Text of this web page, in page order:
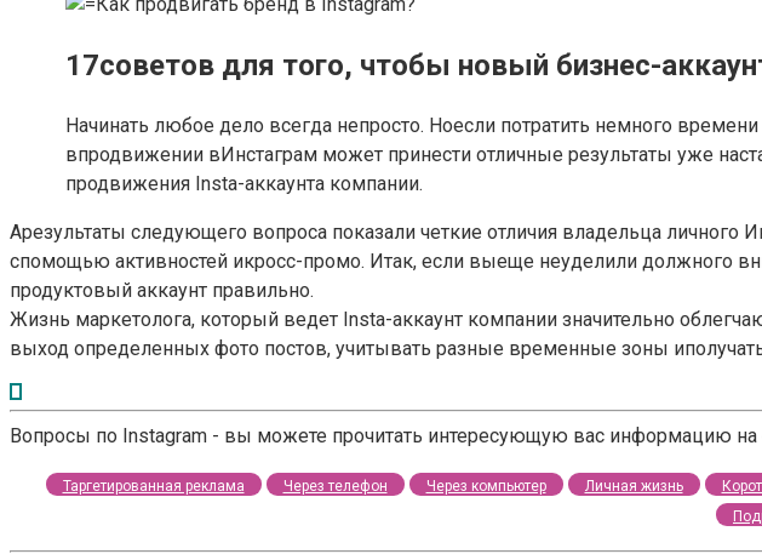
17советов для того, чтобы новый бизнес-
Начинать любое дело всегда непросто. Ноесли потратить немного
впродвижении вИнстаграм может принести отличные результаты уже
продвижения Insta-аккаунта компании.
Арезультаты следующего вопроса показали четкие отличия владельца личного
спомощью активностей икросс-промо. Итак, если выеще неуделили должного
продуктовый аккаунт правильно.
Жизнь маркетолога, который ведет Insta-аккаунт компании значительно
выход определенных фото постов, учитывать разные временные зоны
Вопросы по Instagram - вы можете прочитать интересующую вас информацию на
Таргетированная реклама Через телефон Через компьютер Личная жизнь